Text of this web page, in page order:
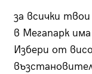
за всички
в Мегапарк
Избери от